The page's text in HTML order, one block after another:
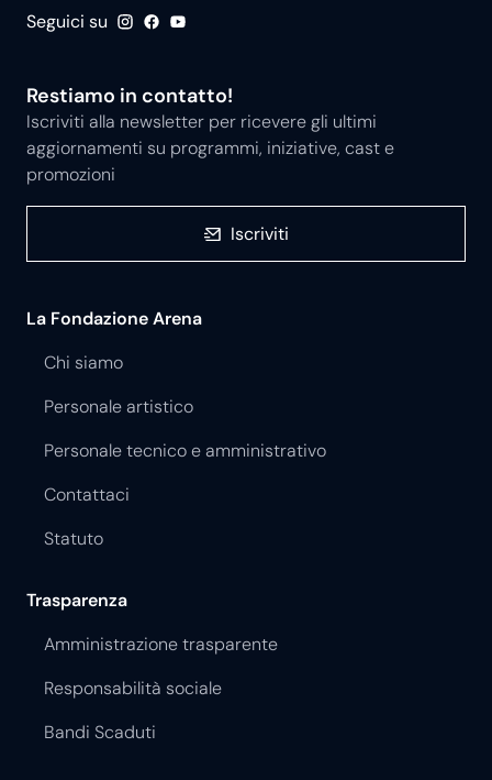
Seguici su
Restiamo in contatto!
Iscriviti alla newsletter per ricevere gli ultimi
aggiornamenti su programmi, iniziative, cast e
promozioni
Iscriviti
La Fondazione Arena
Chi siamo
Personale artistico
Personale tecnico e amministrativo
Contattaci
Statuto
Trasparenza
Amministrazione trasparente
Responsabilità sociale
Bandi Scaduti